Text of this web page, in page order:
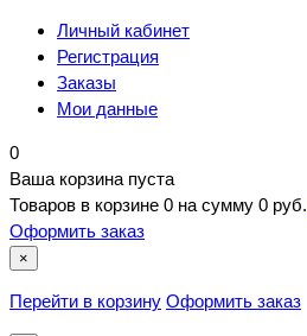
Личный кабинет
Регистрация
Заказы
Мои данные
0
Ваша корзина пуста
Товаров в корзине 0 на сумму 0 руб.
Оформить заказ
×
Перейти в корзину Оформить заказ